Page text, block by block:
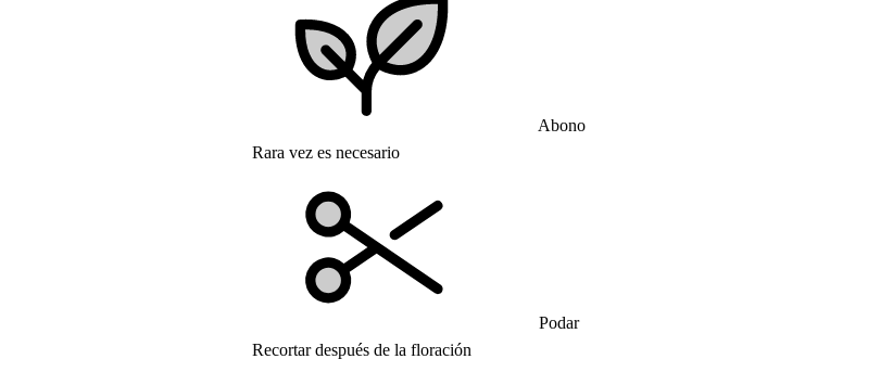
Abono
Rara vez es necesario
Podar
Recortar después de la floración